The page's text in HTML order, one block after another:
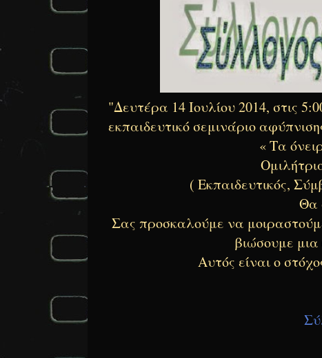
"Δευτέρα 14 Ιουλίου 2014, στις
εκπαιδευτικό σεμινάριο
« Τα
( Εκπαιδευτικός,
Θα
Σας προσκαλούμε να
βιώσουμε
Αυτός είναι ο